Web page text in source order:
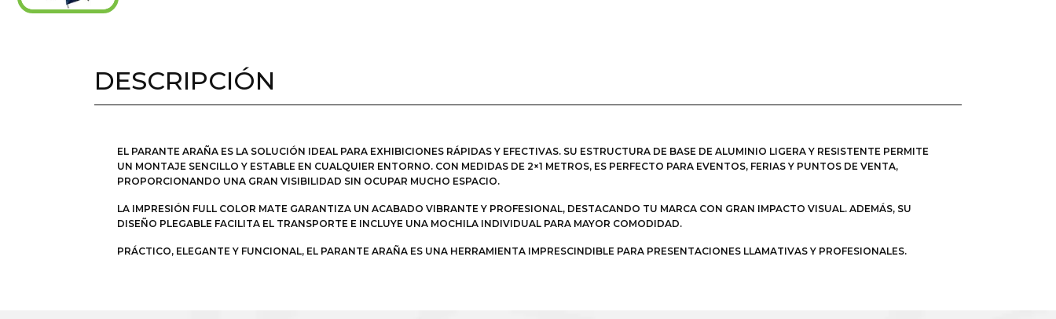
DESCRIPCIÓN
EL PARANTE ARAÑA ES LA SOLUCIÓN IDEAL PARA EXHIBICIONES RÁPIDAS Y EFECTIVAS. SU ESTRUCTURA DE BASE DE ALUMINIO LIGERA Y RESISTENTE PERMITE
UN MONTAJE SENCILLO Y ESTABLE EN CUALQUIER ENTORNO. CON MEDIDAS DE 2×1 METROS, ES PERFECTO PARA EVENTOS, FERIAS Y PUNTOS DE VENTA,
PROPORCIONANDO UNA GRAN VISIBILIDAD SIN OCUPAR MUCHO ESPACIO.
LA IMPRESIÓN FULL COLOR MATE GARANTIZA UN ACABADO VIBRANTE Y PROFESIONAL, DESTACANDO TU MARCA CON GRAN IMPACTO VISUAL. ADEMÁS, SU
DISEÑO PLEGABLE FACILITA EL TRANSPORTE E INCLUYE UNA MOCHILA INDIVIDUAL PARA MAYOR COMODIDAD.
PRÁCTICO, ELEGANTE Y FUNCIONAL, EL PARANTE ARAÑA ES UNA HERRAMIENTA IMPRESCINDIBLE PARA PRESENTACIONES LLAMATIVAS Y PROFESIONALES.